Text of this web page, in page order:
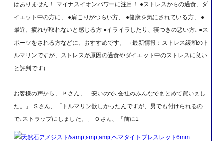
はありません！ マイナスイオンパワーに注目！ ●ストレスからの過食、ダ
イエット中の方に、 ●肩こりがつらい方、 ●健康を気にされている方、 ●
最近、疲れが取れないと感じる方 ●イライラしたり、寝つきの悪い方､ ●ス
ポーツをされる方などに、おすすめです。 （最新情報：ストレス緩和のト
ルマリンですが、ストレスが原因の過食やダイエット中のストレスに良い
と評判です）
お客様の声から、 Ｋさん、「安いので､会社のみんなでまとめて買いまし
た。」 Ｓさん、「トルマリン欲しかったんですが、男でも付けられるの
で､ストラップにしました。」 Ｏさん、「前に1
天然石アメジスト&amp;amp;amp;ヘマタイトブレスレット6mm